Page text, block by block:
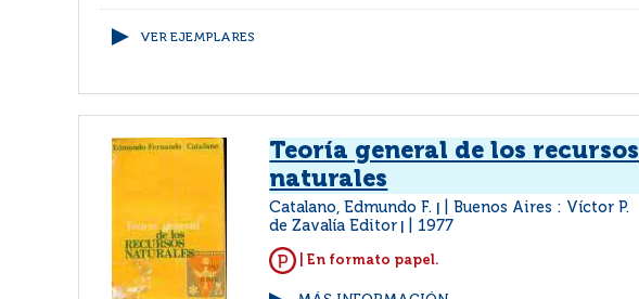
VER EJEMPLARES
Teoría general de los recursos
naturales
Catalano, Edmundo F.
Buenos Aires : Víctor P.
de Zavalía Editor
1977
| En formato papel.